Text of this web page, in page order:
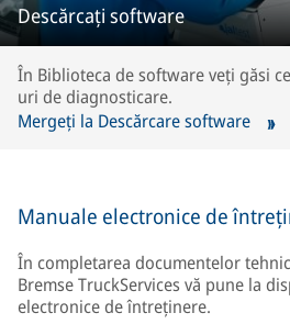
Descărcați software
În Biblioteca de software veți găsi
uri de diagnosticare.
Mergeți la Descărcare software
Manuale electronice de
În completarea documentelor
Bremse TruckServices vă pune la
electronice de întreținere.